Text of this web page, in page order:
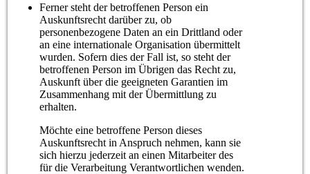
Ferner steht der betroffenen Person ein
Auskunftsrecht darüber zu, ob
personenbezogene Daten an ein Drittland oder
an eine internationale Organisation übermittelt
wurden. Sofern dies der Fall ist, so steht der
betroffenen Person im Übrigen das Recht zu,
Auskunft über die geeigneten Garantien im
Zusammenhang mit der Übermittlung zu
erhalten.
Möchte eine betroffene Person dieses
Auskunftsrecht in Anspruch nehmen, kann sie
sich hierzu jederzeit an einen Mitarbeiter des
für die Verarbeitung Verantwortlichen wenden.